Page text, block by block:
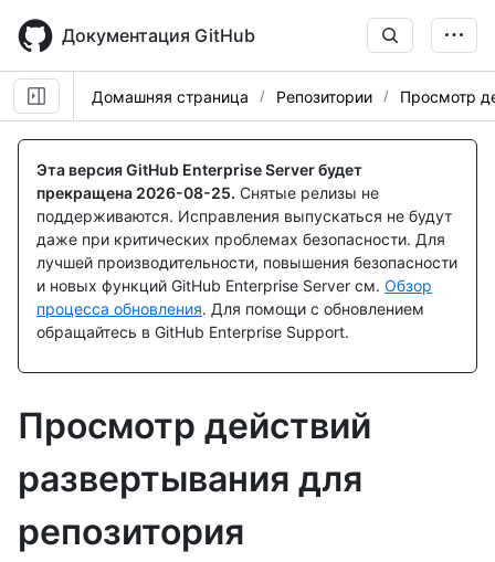
main
content
Документация GitHub
Домашняя страница Репозитории Просмотр
Эта версия GitHub Enterprise Server будет
прекращена 2026-08-25. Снятые релизы не
поддерживаются. Исправления выпускаться не будут
даже при критических проблемах безопасности. Для
лучшей производительности, повышения безопасности
и новых функций GitHub Enterprise Server см. Обзор
процесса обновления. Для помощи с обновлением
обращайтесь в GitHub Enterprise Support.
Просмотр действий
развертывания для
репозитория